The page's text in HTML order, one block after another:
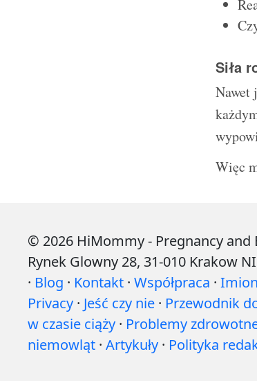
Siła
Nawet
Więc
© 2026 HiMommy - Pregnancy and
Rynek Glowny 28, 31-010 Krakow
· Blog · Kontakt · Współpraca ·
Privacy · Jeść czy nie · Przewodnik
w czasie ciąży · Problemy
niemowląt · Artykuły · Polityka